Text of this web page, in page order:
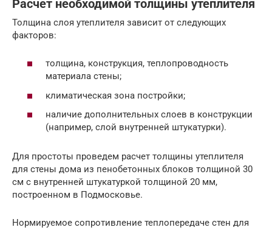
Расчет необходимой толщины утеплителя
Толщина слоя утеплителя зависит от следующих
факторов:
толщина, конструкция, теплопроводность
материала стены;
климатическая зона постройки;
наличие дополнительных слоев в конструкции
(например, слой внутренней штукатурки).
Для простоты проведем расчет толщины утеплителя
для стены дома из пенобетонных блоков толщиной 30
см с внутренней штукатуркой толщиной 20 мм,
построенном в Подмосковье.
Нормируемое сопротивление теплопередаче стен для